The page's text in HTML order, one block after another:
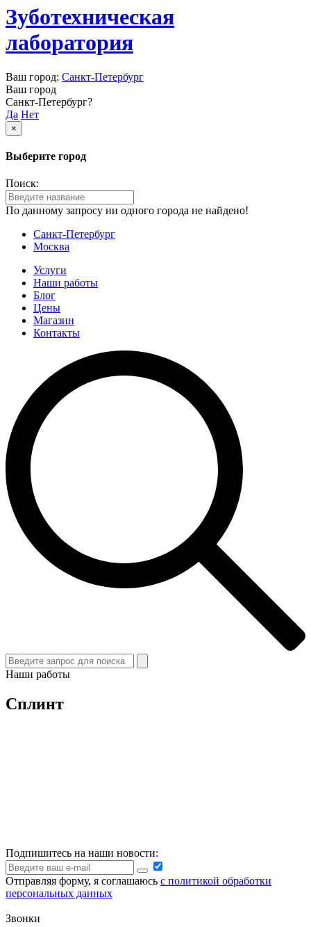
Зуботехническая
лаборатория
Ваш город: Санкт-Петербург
Ваш город
Санкт-Петербург?
Да Нет
×
Выберите город
Поиск:
По данному запросу ни одного города не найдено!
Санкт-Петербург
Москва
Услуги
Наши работы
Блог
Цены
Магазин
Контакты
Наши работы
Сплинт
Подпишитесь на наши новости:
Отправляя форму, я соглашаюсь с политикой обработки
персональных данных
Звонки